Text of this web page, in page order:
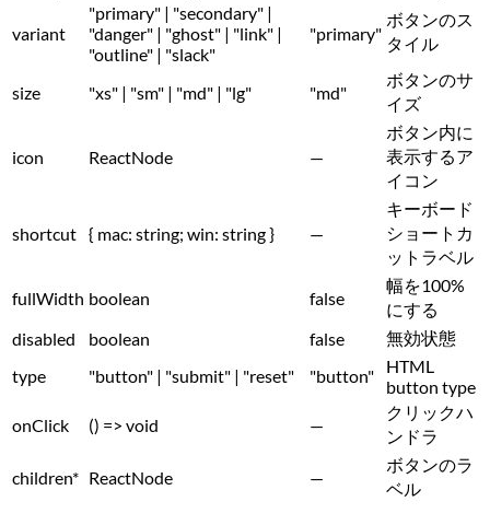
variant
"primary" | "secondary" |
"danger" | "ghost" | "link" |
"outline" | "slack"
"primary"
ボタンのス
タイル
size "xs" | "sm" | "md" | "lg" "md"
ボタンのサ
イズ
icon ReactNode —
ボタン内に
表示するア
イコン
shortcut { mac: string; win: string } —
キーボード
ショートカ
ットラベル
fullWidth boolean false
幅を100%
にする
disabled
boolean false
無効状態
type
"button" | "submit" | "reset" "button"
HTML
button type
onClick
() => void —
クリックハ
ンドラ
children* ReactNode —
ボタンのラ
ベル